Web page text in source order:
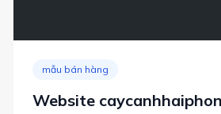
mẫu bán hàng
Website